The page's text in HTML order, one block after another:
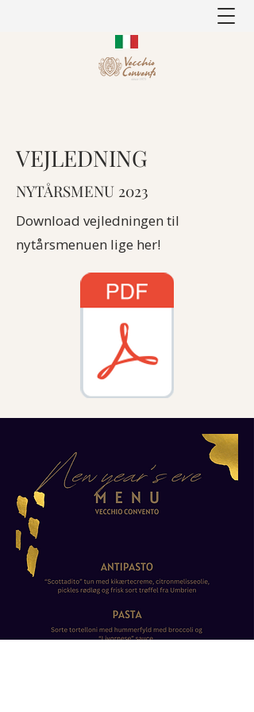
VEJLEDNING
NYTÅRSMENU 2023
Download vejledningen til
nytårsmenuen lige her!